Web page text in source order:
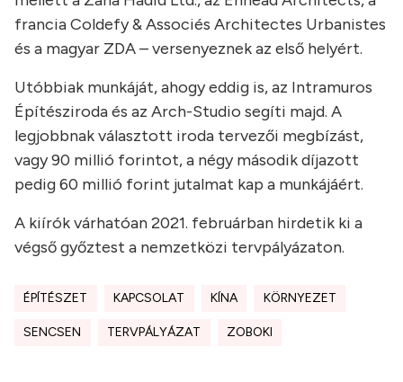
francia Coldefy & Associés Architectes Urbanistes
és a magyar ZDA – versenyeznek az első helyért.
Utóbbiak munkáját, ahogy eddig is, az Intramuros
Építésziroda és az Arch-Studio segíti majd. A
legjobbnak választott iroda tervezői megbízást,
vagy 90 millió forintot, a négy második díjazott
pedig 60 millió forint jutalmat kap a munkájáért.
A kiírók várhatóan 2021. februárban hirdetik ki a
végső győztest a nemzetközi tervpályázaton.
ÉPÍTÉSZET KAPCSOLAT KÍNA KÖRNYEZET
SENCSEN TERVPÁLYÁZAT ZOBOKI